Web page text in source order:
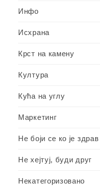
Инфо
Исхрана
Крст на камену
Култура
Кућа на углу
Маркетинг
Не боји се ко је здрав
Не хејтуј, буди друг
Некатегоризовано